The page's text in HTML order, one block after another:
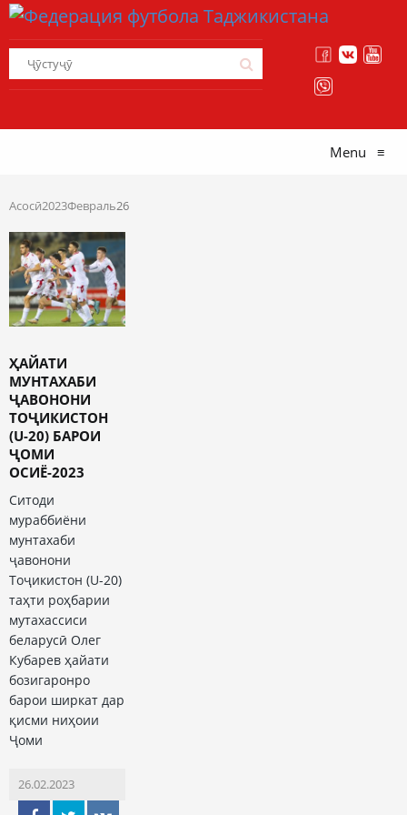
Menu ≡
Асосӣ2023Февраль26
ҲАЙАТИ
МУНТАХАБИ
ҶАВОНОНИ
ТОҶИКИСТОН
(U-20) БАРОИ
ҶОМИ
ОСИЁ-2023
Ситоди
мураббиёни
мунтахаби
ҷавонони
Тоҷикистон (U-20)
таҳти роҳбарии
мутахассиси
беларусӣ Олег
Кубарев ҳайати
бозигаронро
барои ширкат дар
қисми ниҳоии
Ҷоми
26.02.2023